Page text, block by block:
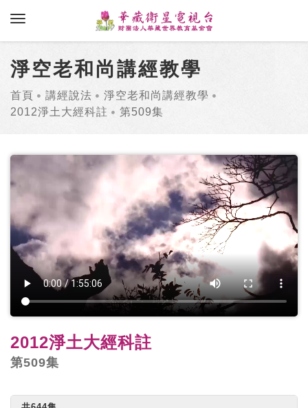
toggle navigation
淨空老和尚講經教學
首頁 講經說法
淨空老和尚講經教學
2012淨土大經科註
第509集
2012淨土大經科註
第509集